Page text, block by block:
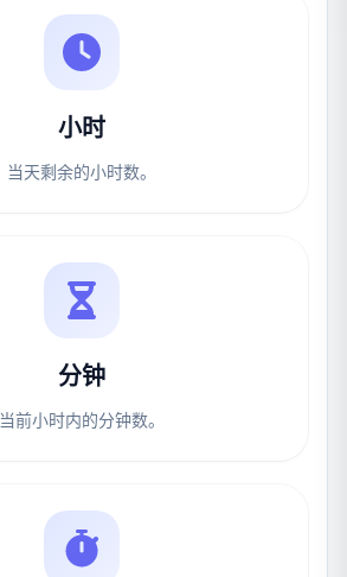
小时
当天剩余的小时数。
分钟
当前小时内的分钟数。